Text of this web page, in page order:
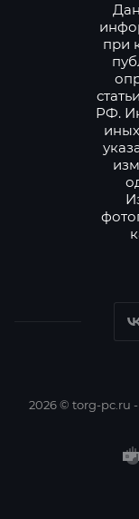
при
РФ.
2026 © torg-pc.ru